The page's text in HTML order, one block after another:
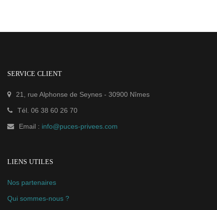
SERVICE CLIENT
21, rue Alphonse de Seynes - 30900 Nîmes
Tél. 06 38 60 26 70
Email : info@puces-privees.com
LIENS UTILES
Nos partenaires
Qui sommes-nous ?